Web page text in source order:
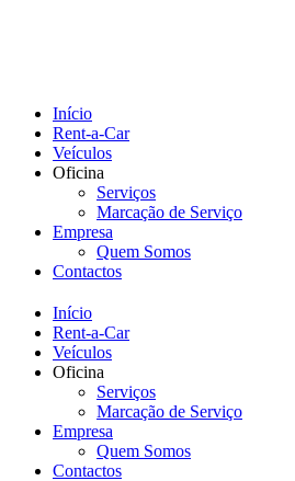
Início
Rent-a-Car
Veículos
Oficina
Serviços
Marcação de Serviço
Empresa
Quem Somos
Contactos
Início
Rent-a-Car
Veículos
Oficina
Serviços
Marcação de Serviço
Empresa
Quem Somos
Contactos